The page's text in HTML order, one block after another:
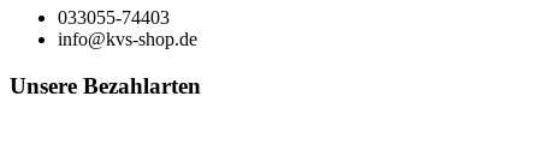
033055-74403
info@kvs-shop.de
Unsere Bezahlarten